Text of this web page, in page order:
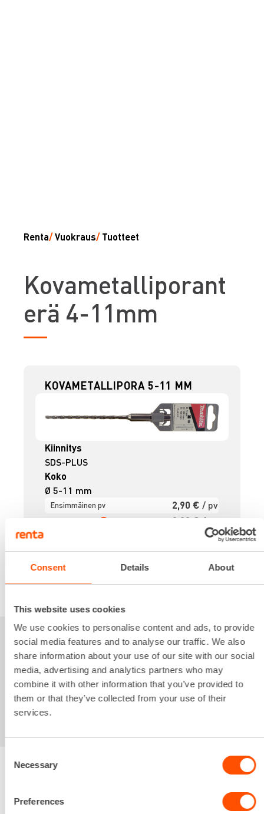
Consent Details About
This website uses cookies
We use cookies to personalise content and ads, to provide
social media features and to analyse our traffic. We also
share information about your use of our site with our social
media, advertising and analytics partners who may
combine it with other information that you’ve provided to
them or that they’ve collected from your use of their
services.
Selection
Necessary
Preferences
Renta/Vuokraus/ Tuotteet
Kovametalliporant
erä 4-11mm
KOVAMETALLIPORA 5-11 MM
Kiinnitys
SDS-PLUS
Koko
Ø 5-11 mm
Ensimmäinen pv 2,90 € / pv
Seuraavat pv 2,32 €/ pv
/ kk
Alv 0 %
VUOKRAA
Sinua saattaisi
kiinnostaa myös
Renta palvelee